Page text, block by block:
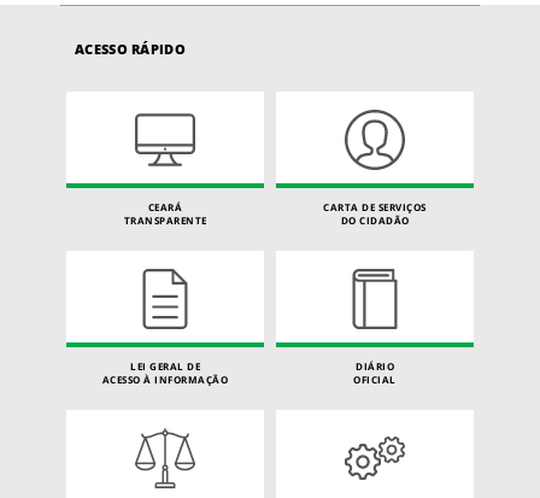
ACESSO RÁPIDO
CEARÁ
TRANSPARENTE
CARTA DE SERVIÇOS
DO CIDADÃO
LEI GERAL DE
ACESSO À INFORMAÇÃO
DIÁRIO
OFICIAL